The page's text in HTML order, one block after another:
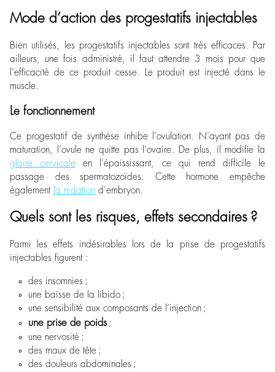
Mode d’action des progestatifs injectables
Bien utilisés, les progestatifs injectables sont très efficaces. Par
ailleurs, une fois administré, il faut attendre 3 mois pour que
l’efficacité de ce produit cesse. Le produit est injecté dans le
muscle.
Le fonctionnement
Ce progestatif de synthèse inhibe l’ovulation. N’ayant pas de
maturation, l’ovule ne quitte pas l’ovaire. De plus, il modifie la
glaire cervicale en l’épaississant, ce qui rend difficile le
passage des spermatozoïdes. Cette hormone empêche
également la nidation d’embryon.
Quels sont les risques, effets secondaires ?
Parmi les effets indésirables lors de la prise de progestatifs
injectables figurent :
des insomnies ;
une baisse de la libido ;
une sensibilité aux composants de l’injection ;
une prise de poids;
une nervosité ;
des maux de tête ;
des douleurs abdominales ;